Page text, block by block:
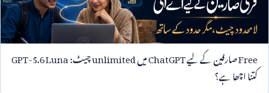
Freeصارفین کے لیےChatGPTمیںunlimitedچیٹ:GPT-5.6 Luna
کتنا اچھا ہے؟